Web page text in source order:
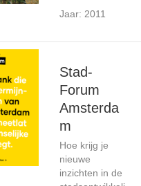
Jaar: 2011
Stad-
Forum
Amsterda
m
Hoe krijg je
nieuwe
inzichten in de